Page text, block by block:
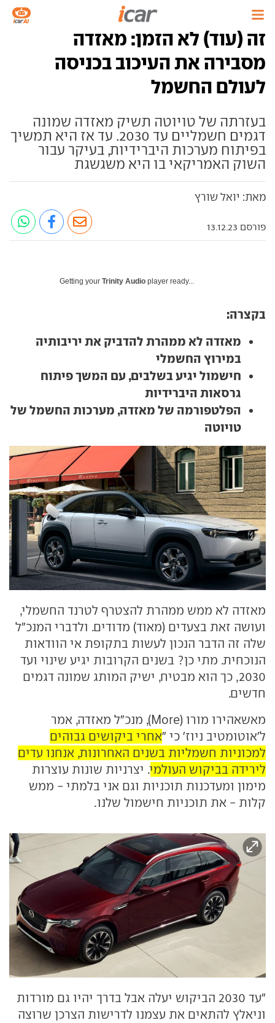
זה (עוד) לא הזמן: מאזדה
מסבירה את העיכוב בכניסה
לעולם החשמל
בעזרתה של טויוטה תשיק מאזדה שמונה
דגמים חשמליים עד 2030. עד אז היא תמשיך
בפיתוח מערכות היברידיות, בעיקר עבור
השוק האמריקאי בו היא משגשגת
מאת: יואל שורץ
פורסם 13.12.23
Getting your Trinity Audio player ready...
בקצרה:
מאזדה לא ממהרת להדביק את יריבותיה
במירוץ החשמלי
חישמול יגיע בשלבים, עם המשך פיתוח
גרסאות היברידיות
הפלטפורמה של מאזדה, מערכות החשמל של
טויוטה
מאזדה לא ממש ממהרת להצטרף לטרנד החשמלי,
ועושה זאת בצעדים (מאוד) מדודים. ולדברי המנכ"ל
שלה זה הדבר הנכון לעשות בתקופת אי הוודאות
הנוכחית. מתי כן? בשנים הקרובות יגיע שינוי ועד
2030, כך הוא מבטיח, ישיק המותג שמונה דגמים
חדשים.
מאשאהירו מורו (More), מנכ"ל מאזדה, אמר
ל'אוטומטיב ניוז' כי "אחרי ביקושים גבוהים
למכוניות חשמליות בשנים האחרונות, אנחנו עדים
לירידה בביקוש העולמי. יצרניות שונות עוצרות
מימון ומעדכנות תוכניות וגם אני בלמתי - ממש
קלות - את תוכניות חישמול שלנו.
"עד 2030 הביקוש יעלה אבל בדרך יהיו גם מורדות
וניאלץ להתאים את עצמנו לדרישות הצרכן שרוצה